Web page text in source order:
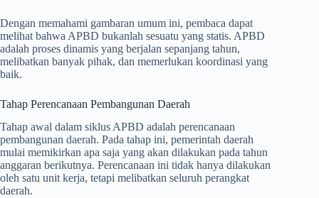
Dengan memahami gambaran umum ini, pembaca dapat
melihat bahwa APBD bukanlah sesuatu yang statis. APBD
adalah proses dinamis yang berjalan sepanjang tahun,
melibatkan banyak pihak, dan memerlukan koordinasi yang
baik.
Tahap Perencanaan Pembangunan Daerah
Tahap awal dalam siklus APBD adalah perencanaan
pembangunan daerah. Pada tahap ini, pemerintah daerah
mulai memikirkan apa saja yang akan dilakukan pada tahun
anggaran berikutnya. Perencanaan ini tidak hanya dilakukan
oleh satu unit kerja, tetapi melibatkan seluruh perangkat
daerah.